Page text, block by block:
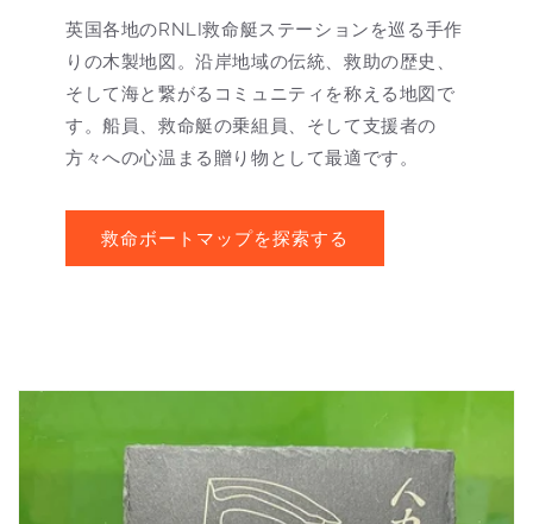
英国各地のRNLI救命艇ステーションを巡る手作
りの木製地図。沿岸地域の伝統、救助の歴史、
そして海と繋がるコミュニティを称える地図で
す。船員、救命艇の乗組員、そして支援者の
方々への心温まる贈り物として最適です。
救命ボートマップを探索する